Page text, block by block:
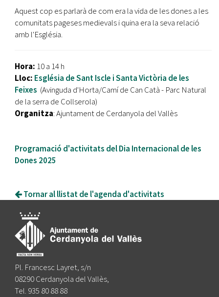
Aquest cop es parlarà de com era la vida de les dones a les
comunitats pageses medievals i quina era la seva relació
amb l'Església.
Hora: 10 a 14 h
Lloc: Església de Sant Iscle i Santa Victòria de les
Feixes (Avinguda d'Horta/Camí de Can Catà - Parc Natural
de la serra de Collserola)
Organitza: Ajuntament de Cerdanyola del Vallès
Programació d'activitats del Dia Internacional de les
Dones 2025
Tornar al llistat de l'agenda d'activitats
Pl. Francesc Layret, s/n
08290 Cerdanyola del Vallès,
Tel. 935 80 88 88